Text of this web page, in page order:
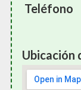
Teléfono
Ubicación